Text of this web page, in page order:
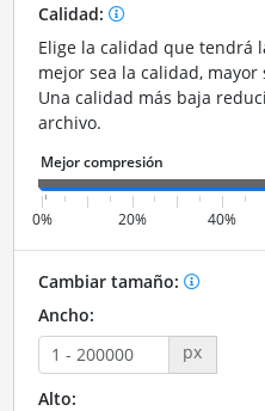
Calidad:
Elige la calidad que tendrá
mejor sea la calidad,
Una calidad más baja
archivo.
0% 20% 40%
Cambiar tamaño:
Ancho:
px
Alto: